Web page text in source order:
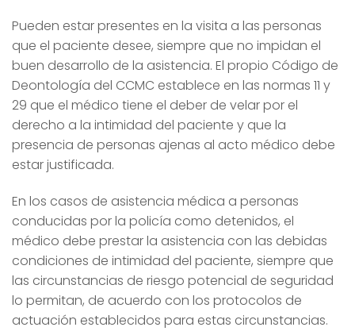
Pueden estar presentes en la visita a las personas
que el paciente desee, siempre que no impidan el
buen desarrollo de la asistencia. El propio Código de
Deontología del CCMC establece en las normas 11 y
29 que el médico tiene el deber de velar por el
derecho a la intimidad del paciente y que la
presencia de personas ajenas al acto médico debe
estar justificada.
En los casos de asistencia médica a personas
conducidas por la policía como detenidos, el
médico debe prestar la asistencia con las debidas
condiciones de intimidad del paciente, siempre que
las circunstancias de riesgo potencial de seguridad
lo permitan, de acuerdo con los protocolos de
actuación establecidos para estas circunstancias.